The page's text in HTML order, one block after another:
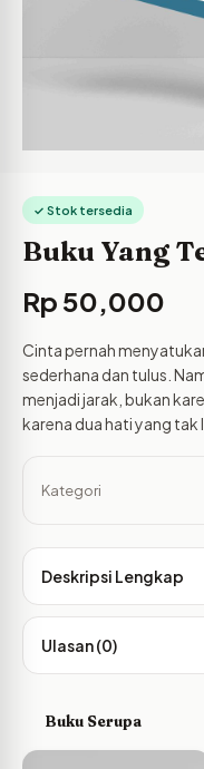
✓ Stok tersedia
Buku Yang
Rp 50,000
Cinta pernah
sederhana dan tulus.
menjadi jarak, bukan
karena dua hati yang tak
Kategori
Deskripsi Lengkap
Ulasan (0)
Buku Serupa